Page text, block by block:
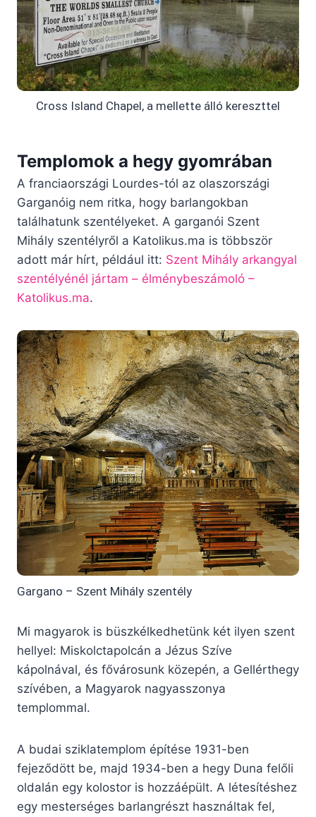
Cross Island Chapel, a mellette álló kereszttel
Templomok a hegy gyomrában
A franciaországi Lourdes-tól az olaszországi
Garganóig nem ritka, hogy barlangokban
találhatunk szentélyeket. A garganói Szent
Mihály szentélyről a Katolikus.ma is többször
adott már hírt, például itt: Szent Mihály arkangyal
szentélyénél jártam – élménybeszámoló –
Katolikus.ma.
Gargano – Szent Mihály szentély
Mi magyarok is büszkélkedhetünk két ilyen szent
hellyel: Miskolctapolcán a Jézus Szíve
kápolnával, és fővárosunk közepén, a Gellérthegy
szívében, a Magyarok nagyasszonya
templommal.
A budai sziklatemplom építése 1931-ben
fejeződött be, majd 1934-ben a hegy Duna felőli
oldalán egy kolostor is hozzáépült. A létesítéshez
egy mesterséges barlangrészt használtak fel,